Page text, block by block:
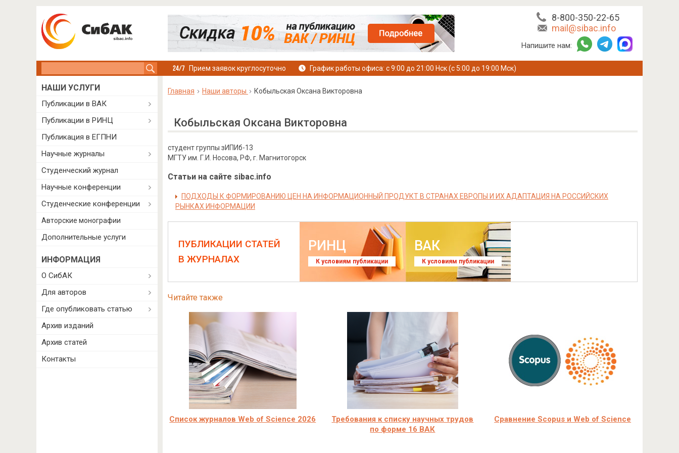
8-800-350-22-65
mail@sibac.info
Напишите нам:
Прием заявок круглосуточно График работы офиса: с 9:00 до 21:00 Нск (с 5:00 до 19:00 Мск)
Главная Наши авторы Кобыльская Оксана Викторовна
Кобыльская Оксана Викторовна
студент группы зИПИб-13
МГТУ им. Г.И. Носова, РФ, г. Магнитогорск
Статьи на сайте sibac.info
ПОДХОДЫ К ФОРМИРОВАНИЮ ЦЕН НА ИНФОРМАЦИОННЫЙ ПРОДУКТ В СТРАНАХ ЕВРОПЫ И ИХ АДАПТАЦИЯ НА РОССИЙСКИХ
РЫНКАХ ИНФОРМАЦИИ
ПУБЛИКАЦИИ СТАТЕЙ
В ЖУРНАЛАХ
РИНЦ
К условиям публикации
ВАК
К условиям публикации
Читайте также
Список журналов Web of Science 2026
Требования к списку научных трудов
по форме 16 ВАК
Сравнение Scopus и Web of Science
НАШИ УСЛУГИ
Публикации в ВАК
Публикации в РИНЦ
Публикация в ЕГПНИ
Научные журналы
Студенческий журнал
Научные конференции
Студенческие конференции
Авторские монографии
Дополнительные услуги
ИНФОРМАЦИЯ
О СибАК
Для авторов
Где опубликовать статью
Архив изданий
Архив статей
Контакты